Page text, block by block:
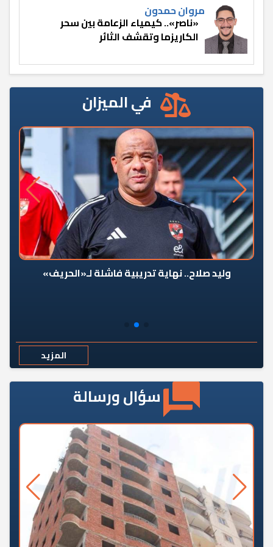
مروان حمدون
«ناصر».. كيمياء الزعامة بين سحر
الكاريزما وتقشف الثائر
في الميزان
وليد صلاح.. نهاية تدريبية فاشلة لـ«الحريف»
المزيد
سؤال ورسالة